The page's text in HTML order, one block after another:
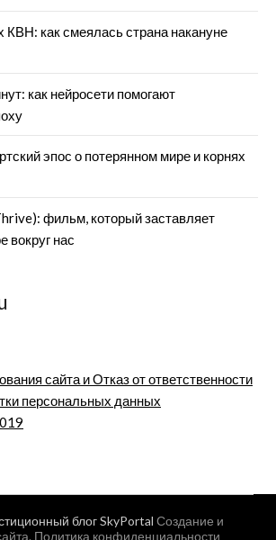
КВН: как смеялась страна накануне
как нейросети помогают
эпос о потерянном мире и корнях
фильм, который заставляет
вокруг нас
сайта и Отказ от ответственности
персональных данных
блог SkyPortal Создание и
. Политика конфиденциальности